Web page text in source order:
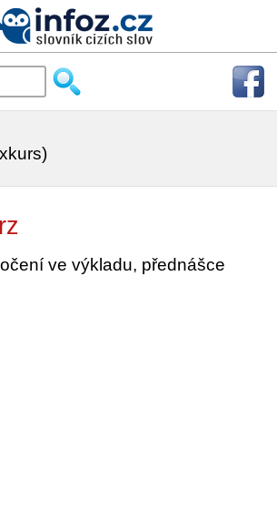
ve výkladu, přednášce